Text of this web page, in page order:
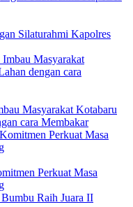
Silaturahmi Kapolres
Masyarakat Kotabaru
cara Membakar
Perkuat Masa